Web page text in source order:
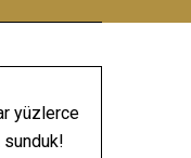
yüzlerce